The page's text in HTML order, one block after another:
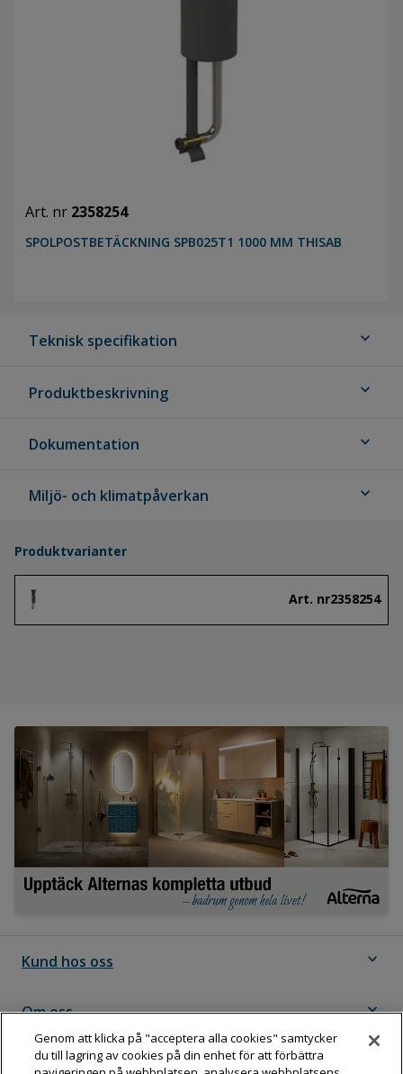
Art. nr 2358254
SPOLPOSTBETÄCKNING SPB025T1 1000 MM THISAB
Teknisk specifikation expand_more
Produktbeskrivning expand_more
Dokumentation expand_more
Miljö- och klimatpåverkan expand_more
Produktvarianter
Art. nr2358254
Kund hos oss expand_more
Om oss expand_more
Följ Dahl
Genom att klicka på "acceptera alla cookies" samtycker
du till lagring av cookies på din enhet för att förbättra